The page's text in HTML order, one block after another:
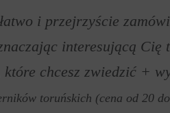
i przejrzyście
interesującą
chcesz zwiedzić +
toruńskich (cena od 20